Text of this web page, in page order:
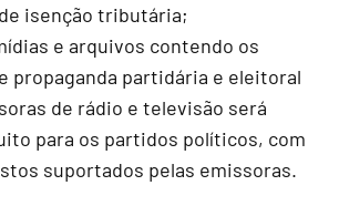
isenção tributária;
e arquivos contendo os
propaganda partidária e eleitoral
de rádio e televisão será
para os partidos políticos, com
suportados pelas emissoras.